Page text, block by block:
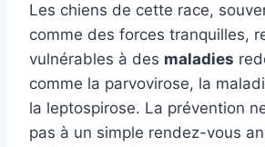
Les chiens de cette race,
comme des forces tranquilles,
vulnérables à des maladies
comme la parvovirose, la
la leptospirose. La prévention
pas à un simple rendez-vous